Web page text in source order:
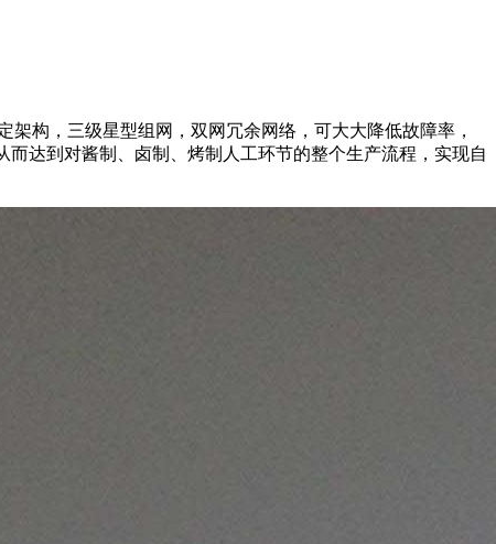
构，三级星型组网，双网冗余网络，可大大降低故障率，
达到对酱制、卤制、烤制人工环节的整个生产流程，实现自